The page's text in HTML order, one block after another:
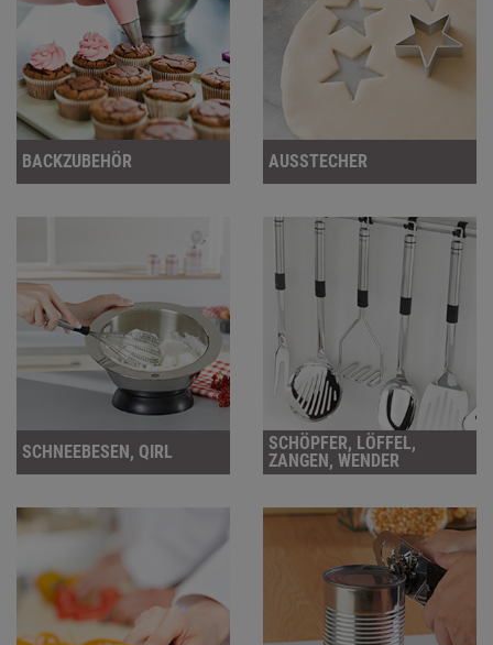
BACKZUBEHÖR AUSSTECHER
SCHNEEBESEN, QIRL
SCHÖPFER, LÖFFEL,
ZANGEN, WENDER